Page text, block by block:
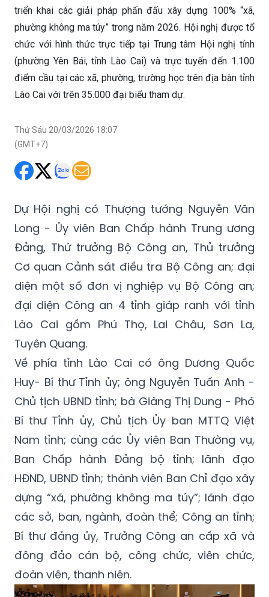
triển khai các giải pháp phấn đấu xây dựng 100% “xã,
phường không ma túy” trong năm 2026. Hội nghị được tổ
chức với hình thức trực tiếp tại Trung tâm Hội nghị tỉnh
(phường Yên Bái, tỉnh Lào Cai) và trực tuyến đến 1.100
điểm cầu tại các xã, phường, trường học trên địa bàn tỉnh
Lào Cai với trên 35.000 đại biểu tham dự.
Thứ Sáu 20/03/2026 18:07
(GMT+7)
Dự Hội nghị có Thượng tướng Nguyễn Văn
Long - Ủy viên Ban Chấp hành Trung ương
Đảng, Thứ trưởng Bộ Công an, Thủ trưởng
Cơ quan Cảnh sát điều tra Bộ Công an; đại
diện một số đơn vị nghiệp vụ Bộ Công an;
đại diện Công an 4 tỉnh giáp ranh với tỉnh
Lào Cai gồm Phú Thọ, Lai Châu, Sơn La,
Tuyên Quang.
Về phía tỉnh Lào Cai có ông Dương Quốc
Huy- Bí thư Tỉnh ủy; ông Nguyễn Tuấn Anh -
Chủ tịch UBND tỉnh; bà Giàng Thị Dung - Phó
Bí thư Tỉnh ủy, Chủ tịch Ủy ban MTTQ Việt
Nam tỉnh; cùng các Ủy viên Ban Thường vụ,
Ban Chấp hành Đảng bộ tỉnh; lãnh đạo
HĐND, UBND tỉnh; thành viên Ban Chỉ đạo xây
dựng “xã, phường không ma túy”; lãnh đạo
các sở, ban, ngành, đoàn thể; Công an tỉnh;
Bí thư đảng ủy, Trưởng Công an cấp xã và
đông đảo cán bộ, công chức, viên chức,
đoàn viên, thanh niên.